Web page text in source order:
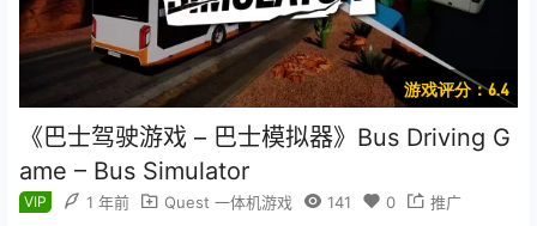
游戏评分：6.4
《巴士驾驶游戏 – 巴士模拟器》Bus Driving G
ame – Bus Simulator
VIP 1 年前 Quest 一体机游戏 141 0 推广